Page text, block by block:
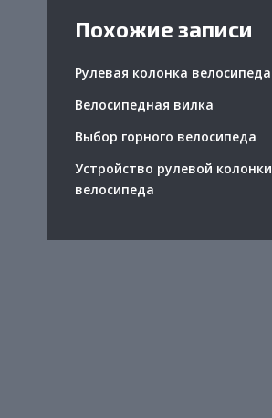
Похожие записи
Рулевая колонка велосипеда
Велосипедная вилка
Выбор горного велосипеда
Устройство рулевой колонки
велосипеда